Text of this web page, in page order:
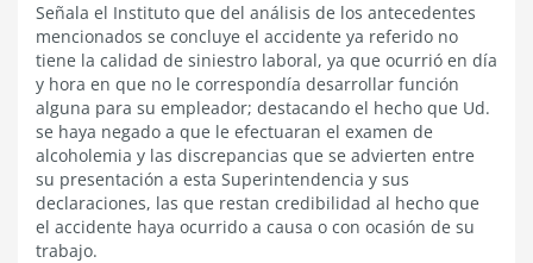
Señala el Instituto que del análisis de los antecedentes
mencionados se concluye el accidente ya referido no
tiene la calidad de siniestro laboral, ya que ocurrió en día
y hora en que no le correspondía desarrollar función
alguna para su empleador; destacando el hecho que Ud.
se haya negado a que le efectuaran el examen de
alcoholemia y las discrepancias que se advierten entre
su presentación a esta Superintendencia y sus
declaraciones, las que restan credibilidad al hecho que
el accidente haya ocurrido a causa o con ocasión de su
trabajo.